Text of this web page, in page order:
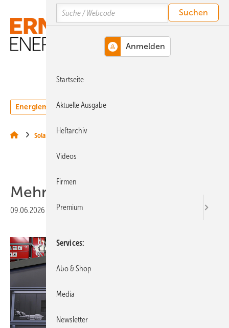
Hauptinhalt
Hauptmenü
SiteSearch
Energiemarkt Technologie
Solar
Mehr Leistung & ­Funktion
09.06.2026 Veröffentlicht in
Search
Startseite
Aktuelle Ausgabe
Heftarchiv
Videos
Firmen
Premium
Services
Abo & Shop
Media
Newsletter